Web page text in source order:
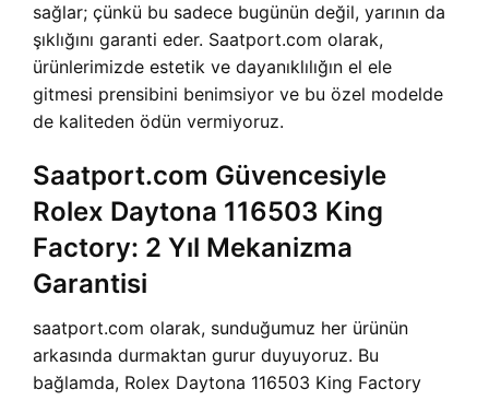
sağlar; çünkü bu sadece bugünün değil, yarının da
şıklığını garanti eder. Saatport.com olarak,
ürünlerimizde estetik ve dayanıklılığın el ele
gitmesi prensibini benimsiyor ve bu özel modelde
de kaliteden ödün vermiyoruz.
Saatport.com Güvencesiyle
Rolex Daytona 116503 King
Factory: 2 Yıl Mekanizma
Garantisi
saatport.com olarak, sunduğumuz her ürünün
arkasında durmaktan gurur duyuyoruz. Bu
bağlamda, Rolex Daytona 116503 King Factory